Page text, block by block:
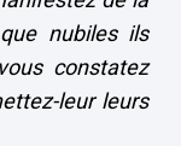
nubiles ils
constatez
leur leurs